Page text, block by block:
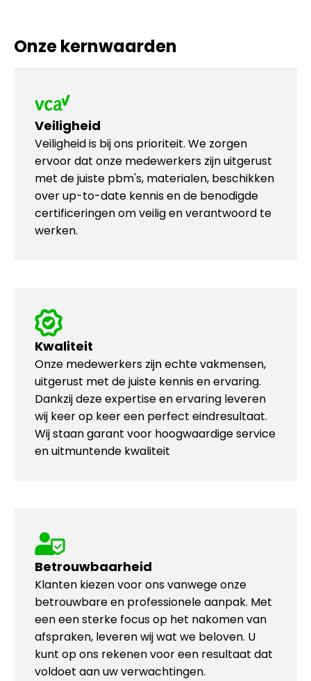
Onze kernwaarden
Veiligheid
Veiligheid is bij ons prioriteit. We zorgen
ervoor dat onze medewerkers zijn uitgerust
met de juiste pbm's, materialen, beschikken
over up-to-date kennis en de benodigde
certificeringen om veilig en verantwoord te
werken.
Kwaliteit
Onze medewerkers zijn echte vakmensen,
uitgerust met de juiste kennis en ervaring.
Dankzij deze expertise en ervaring leveren
wij keer op keer een perfect eindresultaat.
Wij staan garant voor hoogwaardige service
en uitmuntende kwaliteit
Betrouwbaarheid
Klanten kiezen voor ons vanwege onze
betrouwbare en professionele aanpak. Met
een een sterke focus op het nakomen van
afspraken, leveren wij wat we beloven. U
kunt op ons rekenen voor een resultaat dat
voldoet aan uw verwachtingen.